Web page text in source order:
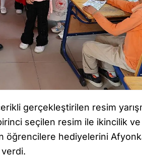
gerçekleştirilen resim
seçilen resim ile ikincilik ve
öğrencilere hediyelerini